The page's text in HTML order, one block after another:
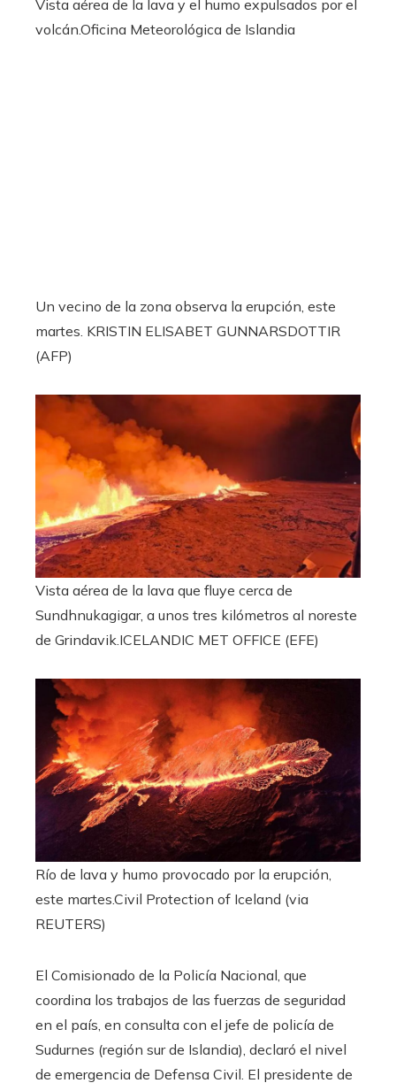
volcán.Oficina Meteorológica de Islandia
Un vecino de la zona observa la erupción, este
martes. KRISTIN ELISABET GUNNARSDOTTIR
(AFP)
Vista aérea de la lava que fluye cerca de
Sundhnukagigar, a unos tres kilómetros al noreste
de Grindavik. ICELANDIC MET OFFICE (EFE)
Río de lava y humo provocado por la erupción,
este martes.Civil Protection of Iceland (via
REUTERS)
El Comisionado de la Policía Nacional, que
coordina los trabajos de las fuerzas de seguridad
en el país, en consulta con el jefe de policía de
Sudurnes (región sur de Islandia), declaró el nivel
de emergencia de Defensa Civil. El presidente de